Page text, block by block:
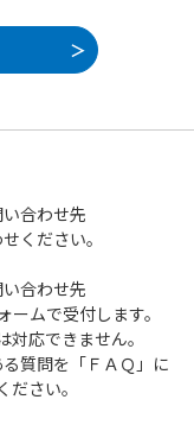
れたもの
各号に掲
うことが
者ＩＤ、
必要な事
い。
等に変更
ださい。
合わせ先
ください。
合わせ先
ムで受付します。
応できません。
質問を「ＦＡＱ」に
さい。